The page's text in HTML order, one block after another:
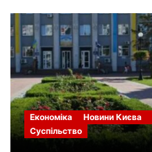
Економіка Новини Києва
Суспільство